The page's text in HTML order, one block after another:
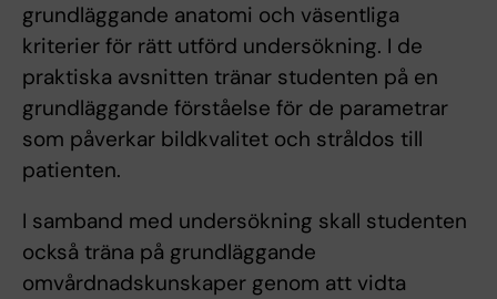
grundläggande anatomi och väsentliga
kriterier för rätt utförd undersökning. I de
praktiska avsnitten tränar studenten på en
grundläggande förståelse för de parametrar
som påverkar bildkvalitet och stråldos till
patienten.
I samband med undersökning skall studenten
också träna på grundläggande
omvårdnadskunskaper genom att vidta